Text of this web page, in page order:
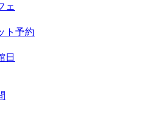
ェ
ト予約
日